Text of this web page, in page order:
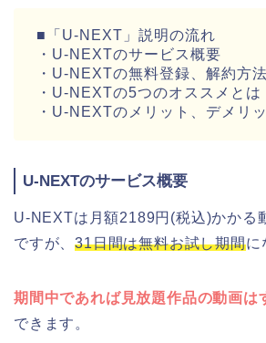
■「U-NEXT」説明の流れ
・U-NEXTのサービス概要
・U-NEXTの無料登録、解約方法
・U-NEXTの5つのオススメとは
・U-NEXTのメリット、デメリ
U-NEXTのサービス概要
U-NEXTは月額2189円(税込)かかる
ですが、31日間は無料お試し期間に
期間中であれば見放題作品の動画は
できます。